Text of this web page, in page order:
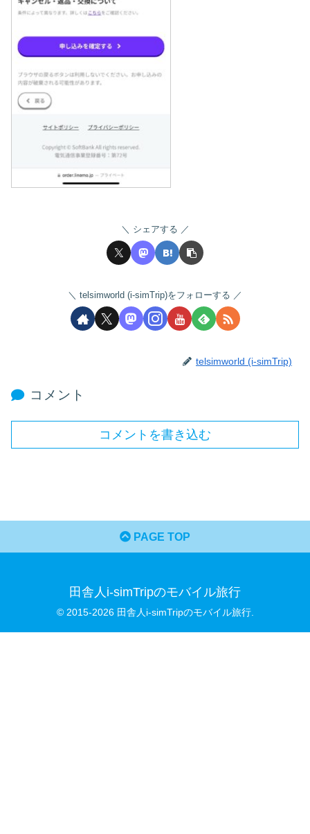
シェアする
telsimworld (i-simTrip)をフォローする
telsimworld (i-simTrip)
コメント
コメントを書き込む
PAGE TOP
田舎人i-simTripのモバイル旅行
© 2015-2026 田舎人i-simTripのモバイル旅行.